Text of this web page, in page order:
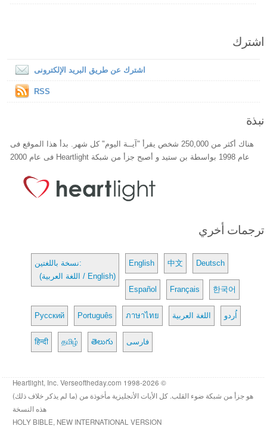
اشترك
اشترك عن طريق البريد الإلكترونى
RSS
نبذة
هناك أكثر من 250,000 شخص يقرأ "آيــة اليوم" كل شهر. بدأ هذا الموقع فى
عام 1998 بواسطة بن ستيد و أصبح جزأ من شبكة Heartlight فى عام 2000
ترجمات أخري
نسخة باللغتين:
(اللغة العربية / English)
English 中文 Deutsch
Español Français 한국어
Русский Português ภาษาไทย اللغة العربية اُردو
हिन्दी தமிழ் తెలుగు فارسی
© 1998-2026 Heartlight, Inc. Verseoftheday.com
هو جزأ من شبكة ضوء القلب. كل الأيات الأنجليزية مأخوذة من (ما لم يذكر خلاف ذلك)
هذه النسخة
HOLY BIBLE, NEW INTERNATIONAL VERSION